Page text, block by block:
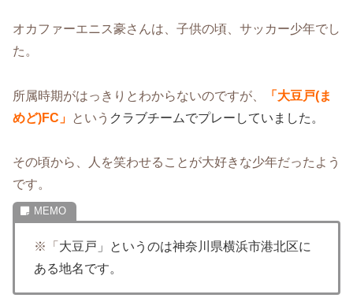
オカファーエニス豪さんは、子供の頃、サッカー少年でし
た。
所属時期がはっきりとわからないのですが、
「大豆戸(ま
めど)FC」 という クラブチームでプレーしていました。
その頃から、人を笑わせることが大好きな少年だったよう
です。
※「 大豆戸」というのは神奈川県横浜市港北区に
ある地名です。